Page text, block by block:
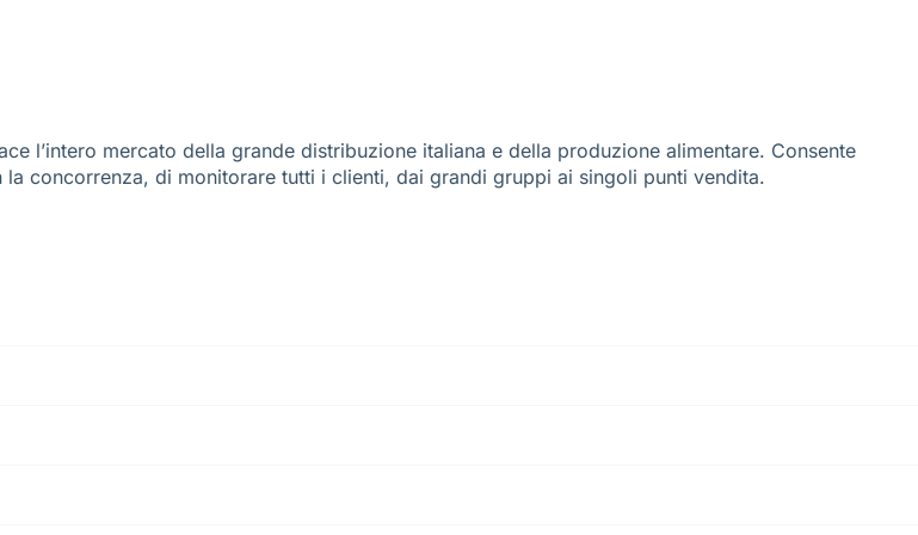
l’intero mercato della grande distribuzione italiana e della produzione alimentare. Consente
concorrenza, di monitorare tutti i clienti, dai grandi gruppi ai singoli punti vendita.